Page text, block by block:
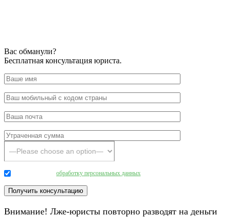
Вас обманули?
Бесплатная консультация юриста.
обработку персональных данных
Внимание! Лже-юристы повторно разводят на деньги